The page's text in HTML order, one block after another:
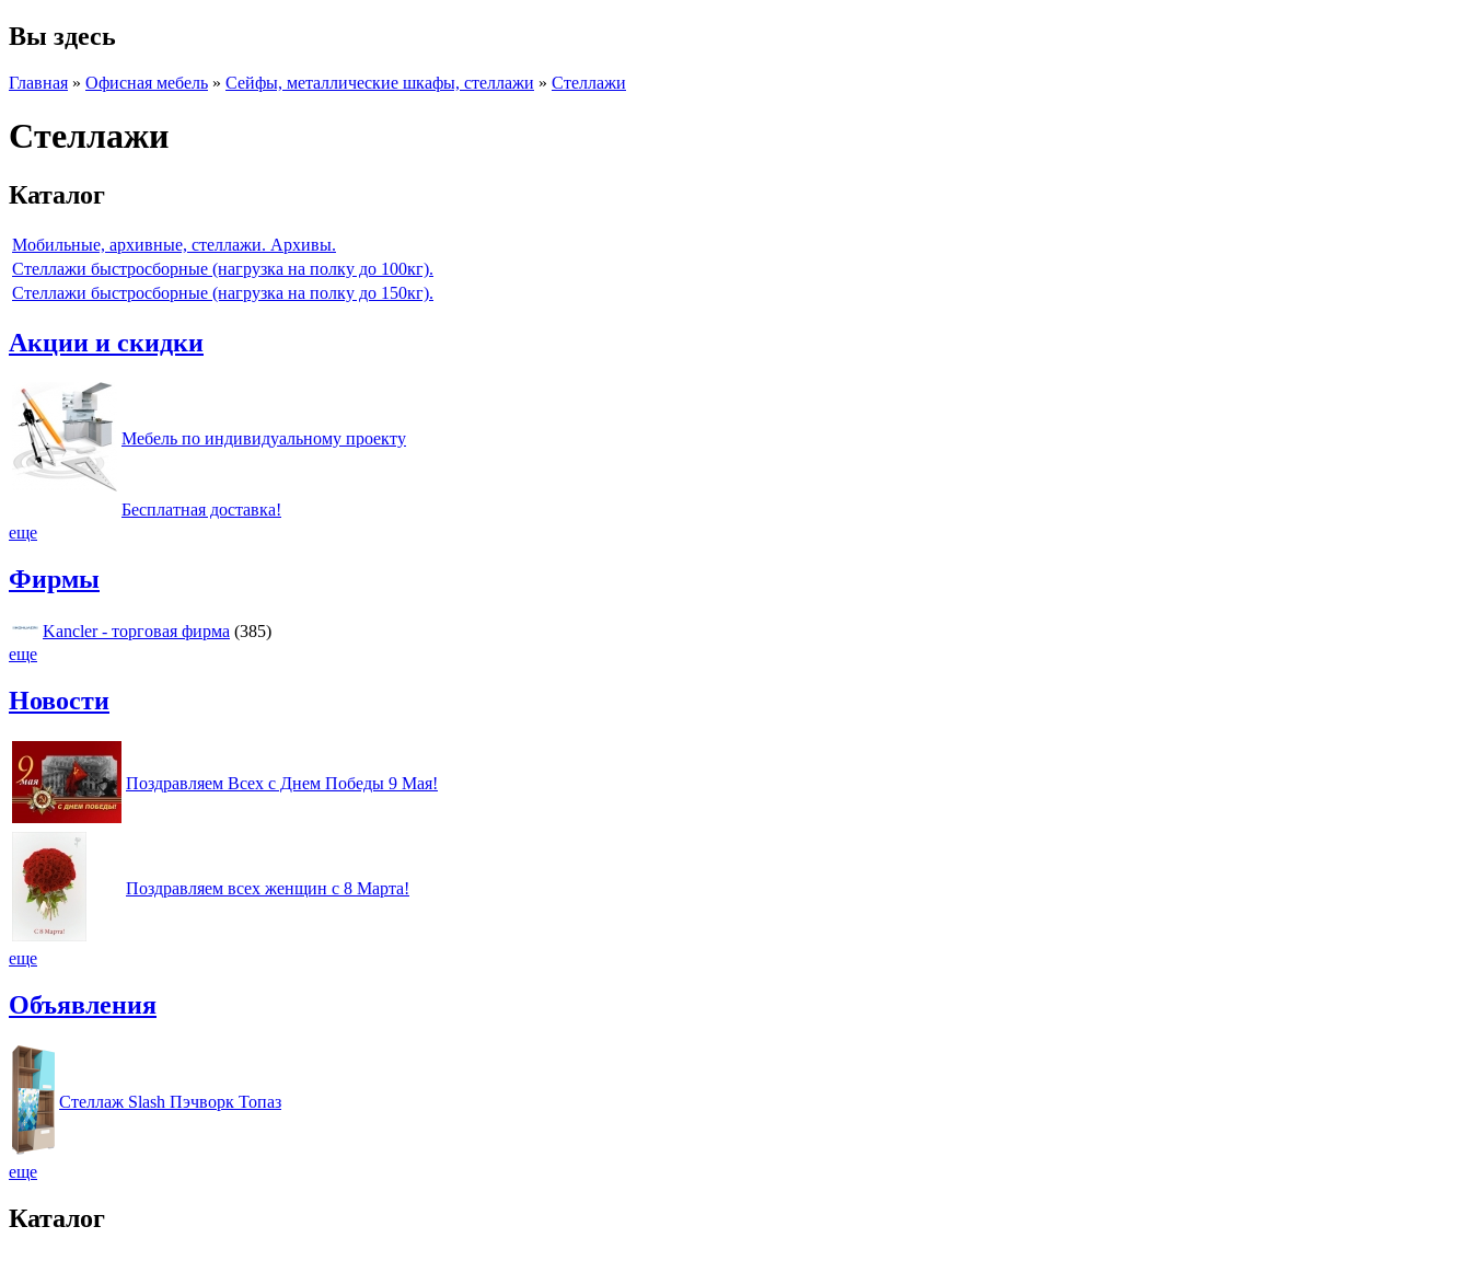
Вы здесь
Главная » Офисная мебель » Сейфы, металлические шкафы, стеллажи » Стеллажи
Стеллажи
Каталог
Мобильные, архивные, стеллажи. Архивы.
Стеллажи быстросборные (нагрузка на полку до 100кг).
Стеллажи быстросборные (нагрузка на полку до 150кг).
Акции и скидки
Мебель по индивидуальному проекту
Бесплатная доставка!
еще
Фирмы
Kancler - торговая фирма (385)
еще
Новости
Поздравляем Всех с Днем Победы 9 Мая!
Поздравляем всех женщин с 8 Марта!
еще
Объявления
Стеллаж Slash Пэчворк Топаз
еще
Каталог